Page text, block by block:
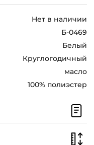
Нет в наличии
Б-0469
Белый
Круглогодичный
масло
100% полиэстер